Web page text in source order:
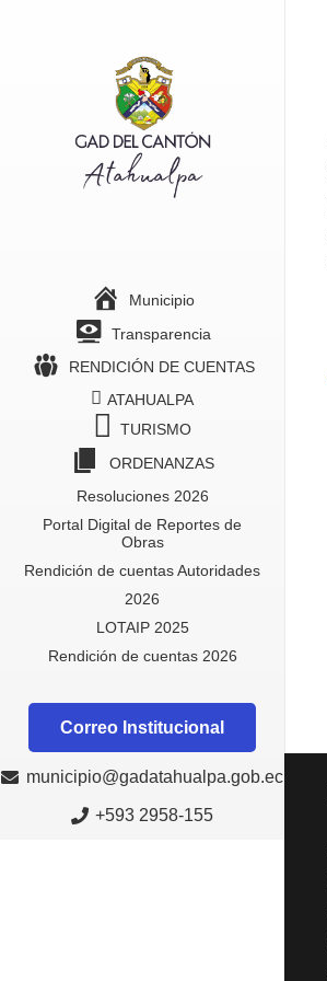
Municipio
Transparencia
RENDICIÓN DE CUENTAS
ATAHUALPA
TURISMO
ORDENANZAS
Resoluciones 2026
Portal Digital de Reportes de
Obras
Rendición de cuentas Autoridades
2026
LOTAIP 2025
Rendición de cuentas 2026
Correo Institucional
municipio@gadatahualpa.gob.ec
+593 2958-155